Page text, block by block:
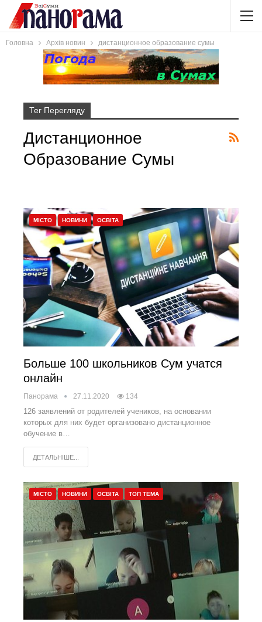
Головна Архів новин дистанционное образование сумы
Тег Перегляду
Дистанционное
Образование Сумы
МІСТО НОВИНИ ОСВІТА
Больше 100 школьников Сум учатся
онлайн
Панорама 27.11.2020 134
126 заявлений от родителей учеников, на основании
которых для них будет организовано дистанционное
обучение в…
ДЕТАЛЬНІШЕ...
МІСТО НОВИНИ ОСВІТА ТОП ТЕМА